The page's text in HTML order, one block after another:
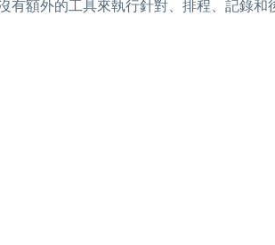
有額外的工具來執行針對、排程、記錄和